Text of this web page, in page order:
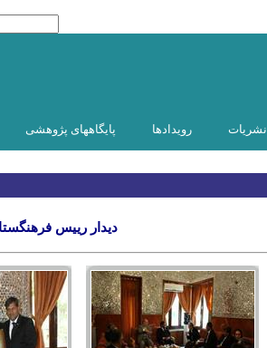
نشریات رویدادها پایگاههای پژوهشی
دیدار رییس